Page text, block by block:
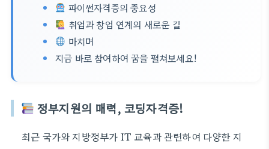
파이썬자격증의 중요성
취업과 창업 연계의 새로운 길
마치며
지금 바로 참여하여 꿈을 펼쳐보세요!
정부지원의 매력, 코딩자격증!
최근 국가와 지방정부가 IT 교육과 관련하여 다양한 지